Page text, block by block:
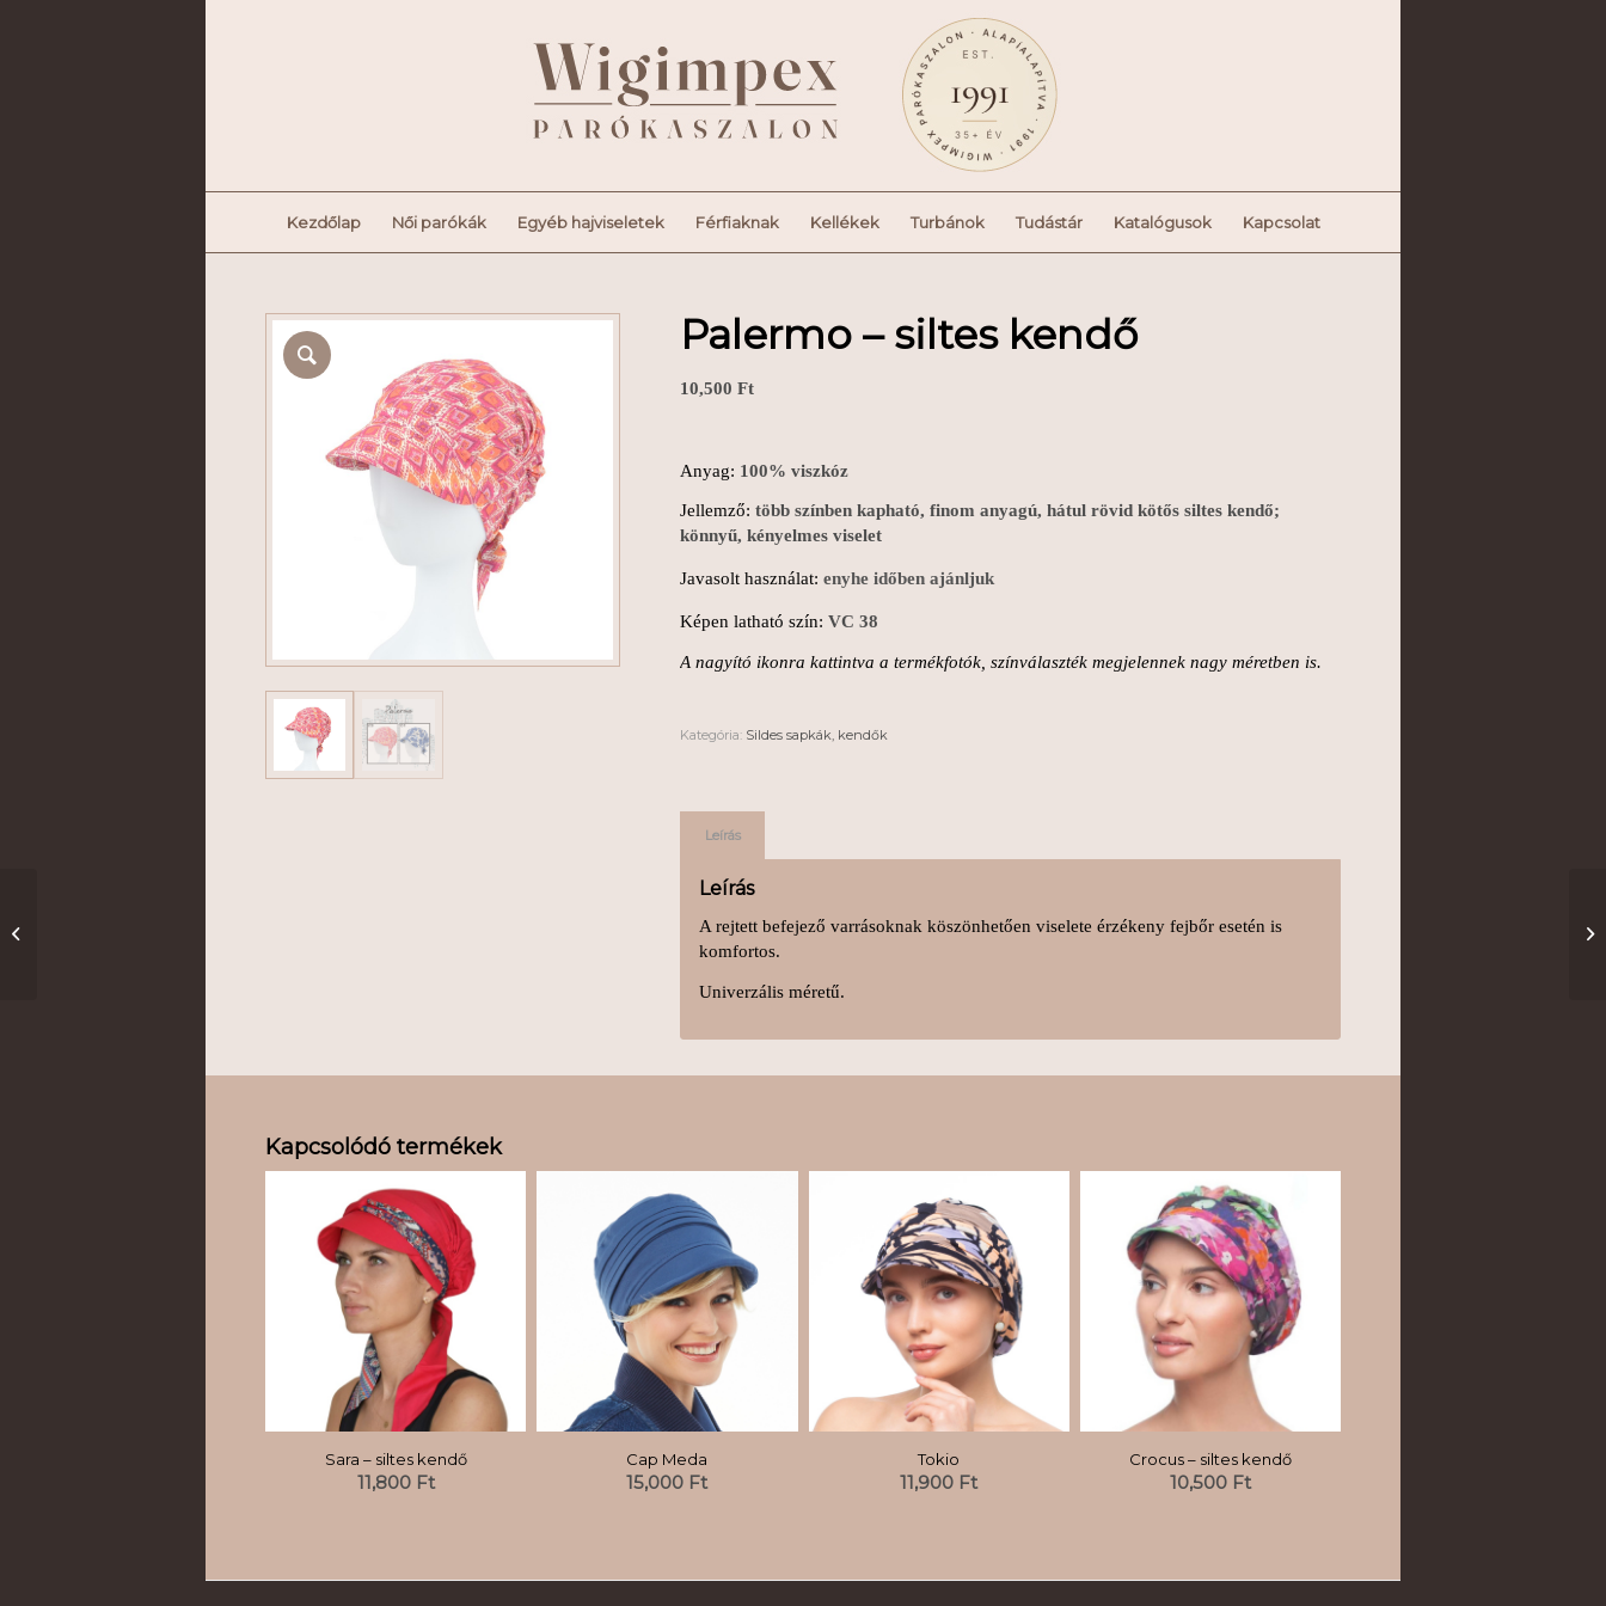
Kezdőlap Női parókák Egyéb hajviseletek Férfiaknak Kellékek Turbánok Tudástár Katalógusok Kapcsolat
Palermo – siltes kendő
10,500 Ft
Anyag: 100% viszkóz
Jellemző: több színben kapható, finom anyagú, hátul rövid kötős siltes kendő;
könnyű, kényelmes viselet
Javasolt használat: enyhe időben ajánljuk
Képen latható szín: VC 38
A nagyító ikonra kattintva a termékfotók, színválaszték megjelennek nagy méretben is.
Kategória: Sildes sapkák, kendők
Leírás
Leírás
A rejtett befejező varrásoknak köszönhetően viselete érzékeny fejbőr esetén is
komfortos.
Univerzális méretű.
Kapcsolódó termékek
Sara – siltes kendő
11,800 Ft
Cap Meda
15,000 Ft
Tokio
11,900 Ft
Crocus – siltes kendő
10,500 Ft